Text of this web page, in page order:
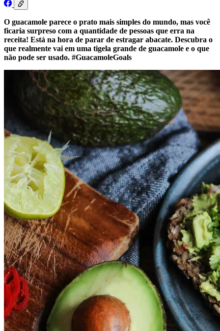
O guacamole parece o prato mais simples do mundo, mas você
ficaria surpreso com a quantidade de pessoas que erra na
receita! Está na hora de parar de estragar abacate. Descubra o
que realmente vai em uma tigela grande de guacamole e o que
não pode ser usado. #GuacamoleGoals